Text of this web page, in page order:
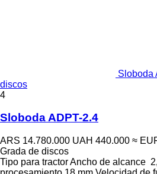
Sloboda
discos
4
Sloboda ADPT-2.4
ARS 14.780.000 UAH 440.000 ≈
Grada de discos
Tipo para tractorAncho de alcance